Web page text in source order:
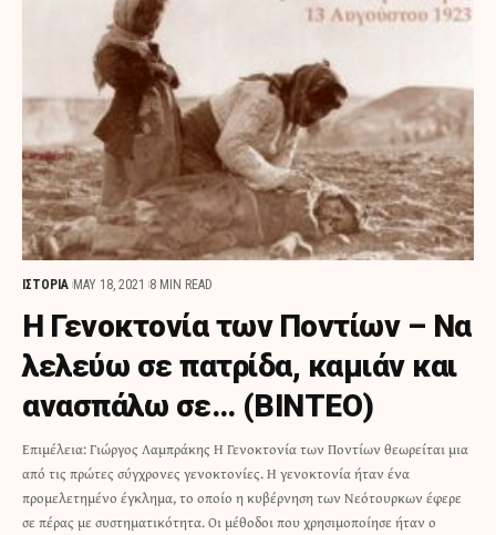
ΙΣΤΟΡΙΑ MAY 18, 2021 8 MIN READ
Η Γενοκτονία των Ποντίων – Να
λελεύω σε πατρίδα, καμιάν και
ανασπάλω σε… (ΒΙΝΤΕΟ)
Επιμέλεια: Γιώργος Λαμπράκης Η Γενοκτονία των Ποντίων θεωρείται μια
από τις πρώτες σύγχρονες γενοκτονίες. Η γενοκτονία ήταν ένα
προμελετημένο έγκλημα, το οποίο η κυβέρνηση των Νεότουρκων έφερε
σε πέρας με συστηματικότητα. Οι μέθοδοι που χρησιμοποίησε ήταν ο